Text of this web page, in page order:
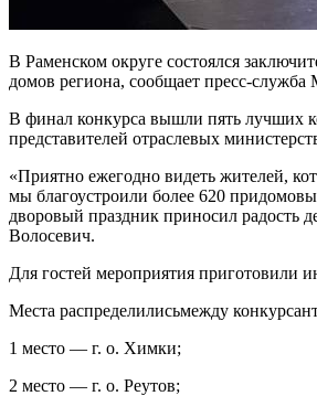
В Раменском округе состоялся
домов региона, сообщает пресс-
В финал конкурса вышли пять лучших
представителей отраслевых
«Приятно ежегодно видеть жителей,
мы благоустроили более 620
дворовый праздник приносил радость
Волосевич.
Для гостей мероприятия приготовили
Места распределилисьмежду
1 место — г. о. Химки;
2 место — г. о. Реутов;